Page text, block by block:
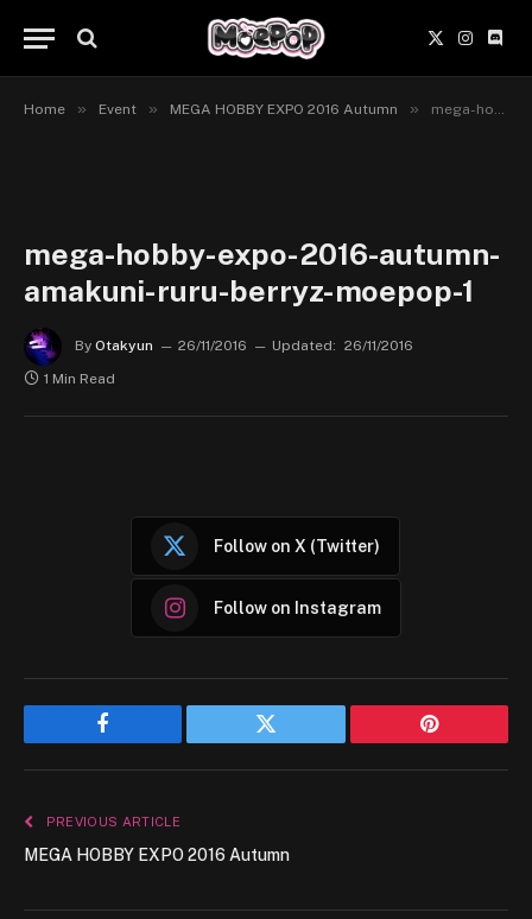
X
(Twitter)
Home » Event » MEGA HOBBY EXPO 2016 Autumn » mega-hobby-expo-2016-autumn-amakuni-ruru-berryz-moepop-1
mega-hobby-expo-2016-autumn-
amakuni-ruru-berryz-moepop-1
By Otakyun 26/11/2016 Updated: 26/11/2016
1 Min Read
Follow on X (Twitter)
Follow on Instagram
Facebook Twitter Pinterest
PREVIOUS ARTICLE
MEGA HOBBY EXPO 2016 Autumn